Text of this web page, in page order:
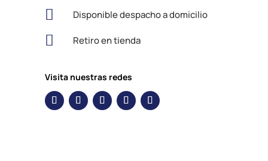
 Disponible despacho a domicilio
 Retiro en tienda
Visita nuestras redes